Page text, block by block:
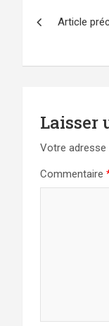
de
l’article
Article
Laisser
Votre adresse
Commentaire